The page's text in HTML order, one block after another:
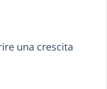
una crescita